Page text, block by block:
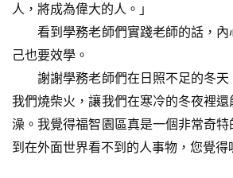
人，將成為偉大的人。」
看到學務老師們實踐老師的話，內
己也要效學。
謝謝學務老師們在日照不足的冬天
我們燒柴火，讓我們在寒冷的冬夜裡
澡。我覺得福智園區真是一個非常奇
到在外面世界看不到的人事物，您覺得